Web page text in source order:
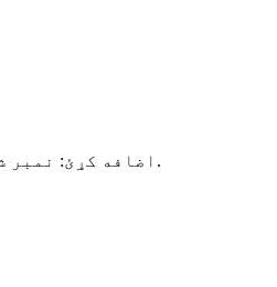
اضافه کړئ: نمبر شپږم پراختیایي سړک، د اقتصادي پراختیا زون، چانګ شینګ کاونټي، هوژو ښار، ژیجیانګ ولایت، چین.